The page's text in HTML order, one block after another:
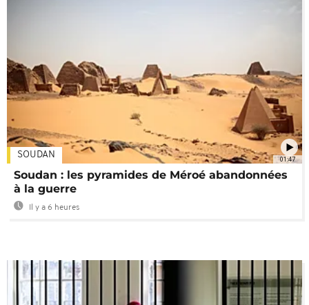
01:47
SOUDAN
Soudan : les pyramides de Méroé abandonnées
à la guerre
Il y a 6 heures